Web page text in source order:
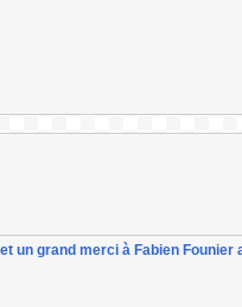
un grand merci à Fabien